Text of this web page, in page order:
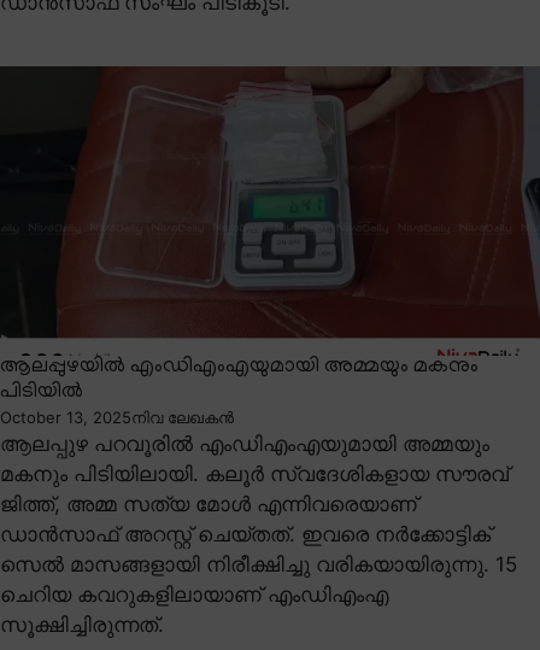
ആലപ്പുഴയിൽ എംഡിഎംഎയുമായി അമ്മയും മകനും
പിടിയിൽ
October 13, 2025നിവ ലേഖകൻ
ആലപ്പുഴ പറവൂരിൽ എംഡിഎംഎയുമായി അമ്മയും
മകനും പിടിയിലായി. കലൂർ സ്വദേശികളായ സൗരവ്
ജിത്ത്, അമ്മ സത്യ മോൾ എന്നിവരെയാണ്
ഡാൻസാഫ് അറസ്റ്റ് ചെയ്തത്. ഇവരെ നർക്കോട്ടിക്
സെൽ മാസങ്ങളായി നിരീക്ഷിച്ചു വരികയായിരുന്നു. 15
ചെറിയ കവറുകളിലായാണ് എംഡിഎംഎ
സൂക്ഷിച്ചിരുന്നത്.